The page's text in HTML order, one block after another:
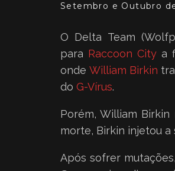
Setembro e Outubro
O Delta Team
para Raccoon City a
onde William Birkin
do G-Vírus.
Porém, William
morte, Birkin injetou a
Após sofrer mutações,